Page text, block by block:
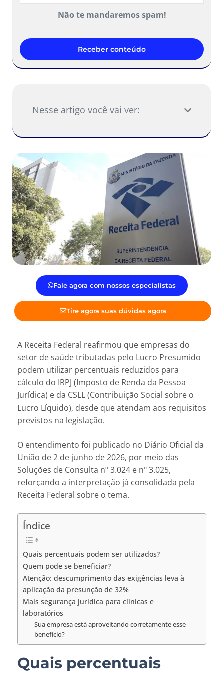
Não te mandaremos spam!
Receber conteúdo
Nesse artigo você vai ver:
Fale agora com nossos especialistas
Tire agora suas dúvidas agora
A Receita Federal reafirmou que empresas do
setor de saúde tributadas pelo Lucro Presumido
podem utilizar percentuais reduzidos para
cálculo do IRPJ (Imposto de Renda da Pessoa
Jurídica) e da CSLL (Contribuição Social sobre o
Lucro Líquido), desde que atendam aos requisitos
previstos na legislação.
O entendimento foi publicado no Diário Oficial da
União de 2 de junho de 2026, por meio das
Soluções de Consulta nº 3.024 e nº 3.025,
reforçando a interpretação já consolidada pela
Receita Federal sobre o tema.
Índice
Quais percentuais podem ser utilizados?
Quem pode se beneficiar?
Atenção: descumprimento das exigências leva à
aplicação da presunção de 32%
Mais segurança jurídica para clínicas e
laboratórios
Sua empresa está aproveitando corretamente esse
benefício?
Quais percentuais